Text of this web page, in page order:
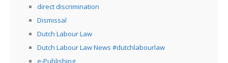
direct discrimination
Dismissal
Dutch Labour Law
Dutch Labour Law News #dutchlabourlaw
e-Publishing